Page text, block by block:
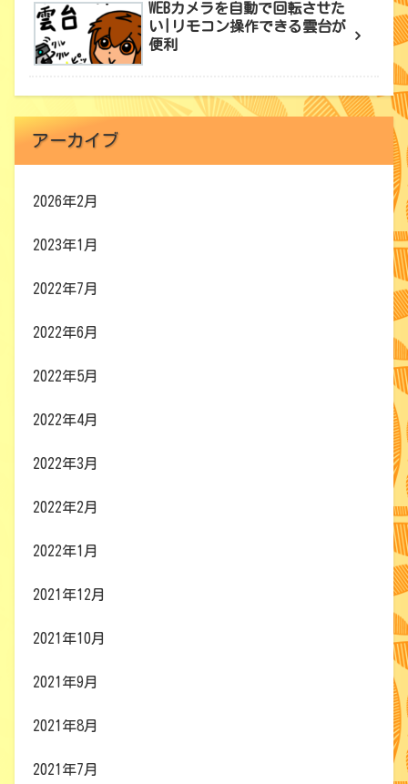
WEBカメラを自動で回転させた
い|リモコン操作できる雲台が
便利
アーカイブ
2026年2月
2023年1月
2022年7月
2022年6月
2022年5月
2022年4月
2022年3月
2022年2月
2022年1月
2021年12月
2021年10月
2021年9月
2021年8月
2021年7月